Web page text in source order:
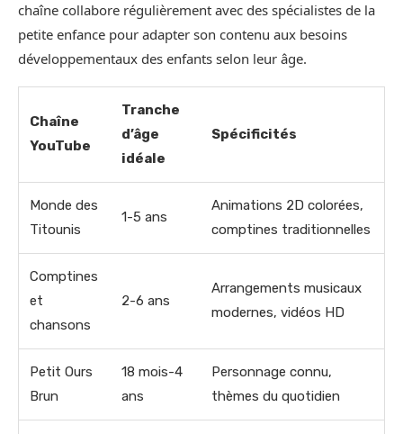
chaîne collabore régulièrement avec des spécialistes de la
petite enfance pour adapter son contenu aux besoins
développementaux des enfants selon leur âge.
Chaîne
YouTube
Tranche
d’âge
idéale
Spécificités
Monde des
Titounis
1-5 ans
Animations 2D colorées,
comptines traditionnelles
Comptines
et
chansons
2-6 ans
Arrangements musicaux
modernes, vidéos HD
Petit Ours
Brun
18 mois-4
ans
Personnage connu,
thèmes du quotidien